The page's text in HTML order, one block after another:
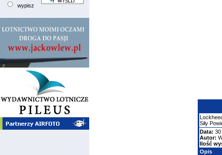
wypisz
Siły
Data: 30
Autor:
Ilość
Opis